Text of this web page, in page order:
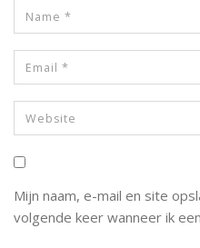
Mijn naam, e-mail en site
volgende keer wanneer ik